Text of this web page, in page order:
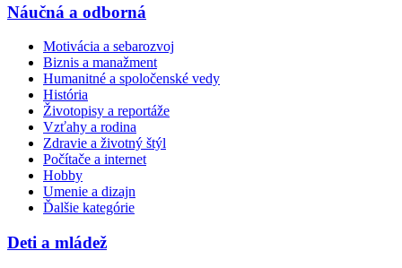
Náučná a odborná
Motivácia a sebarozvoj
Biznis a manažment
Humanitné a spoločenské vedy
História
Životopisy a reportáže
Vzťahy a rodina
Zdravie a životný štýl
Počítače a internet
Hobby
Umenie a dizajn
Ďalšie kategórie
Deti a mládež